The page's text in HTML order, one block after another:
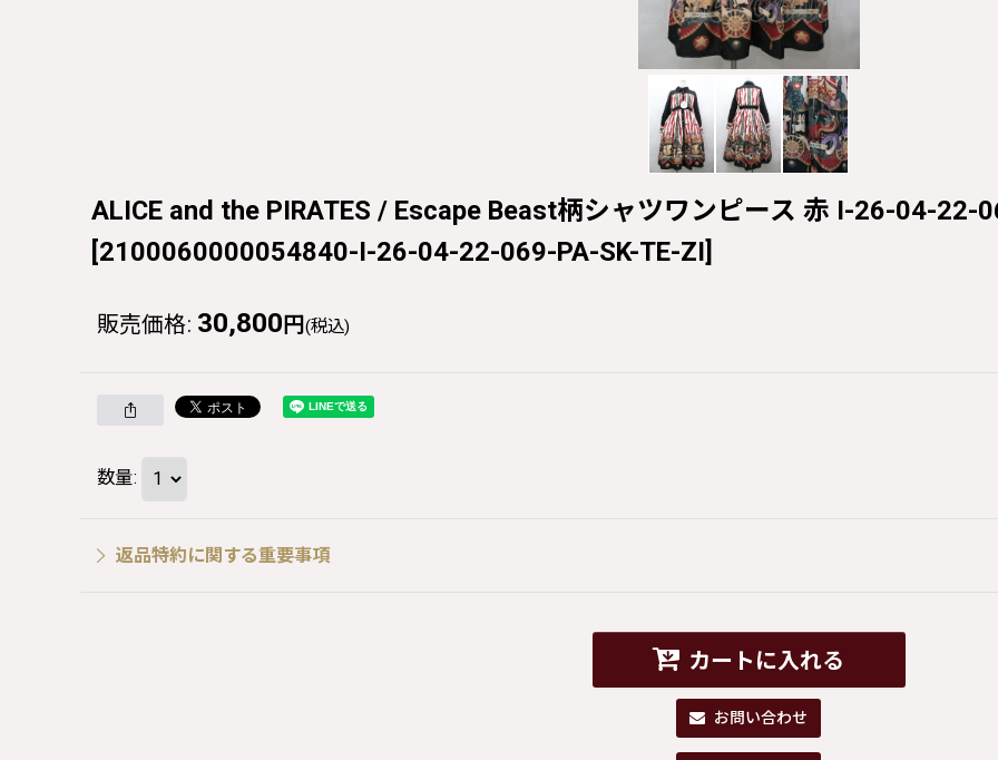
ALICE and the PIRATES / Escape Beast柄シャツワンピース 赤 I-26-04-22-
[2100060000054840-I-26-04-22-069-PA-SK-TE-ZI]
販売価格: 30,800 円 (税込)
数量:
返品特約に関する重要事項
カートに入れる
お問い合わせ